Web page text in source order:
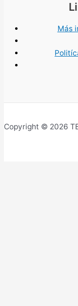
Más
Copyright © 2026